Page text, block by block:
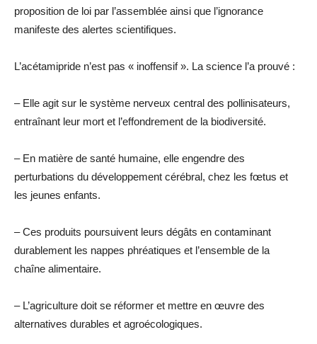
proposition de loi par l’assemblée ainsi que l’ignorance
manifeste des alertes scientifiques.
L’acétamipride n’est pas « inoffensif ». La science l’a prouvé :
– Elle agit sur le système nerveux central des pollinisateurs,
entraînant leur mort et l’effondrement de la biodiversité.
– En matière de santé humaine, elle engendre des
perturbations du développement cérébral, chez les fœtus et
les jeunes enfants.
– Ces produits poursuivent leurs dégâts en contaminant
durablement les nappes phréatiques et l’ensemble de la
chaîne alimentaire.
– L’agriculture doit se réformer et mettre en œuvre des
alternatives durables et agroécologiques.